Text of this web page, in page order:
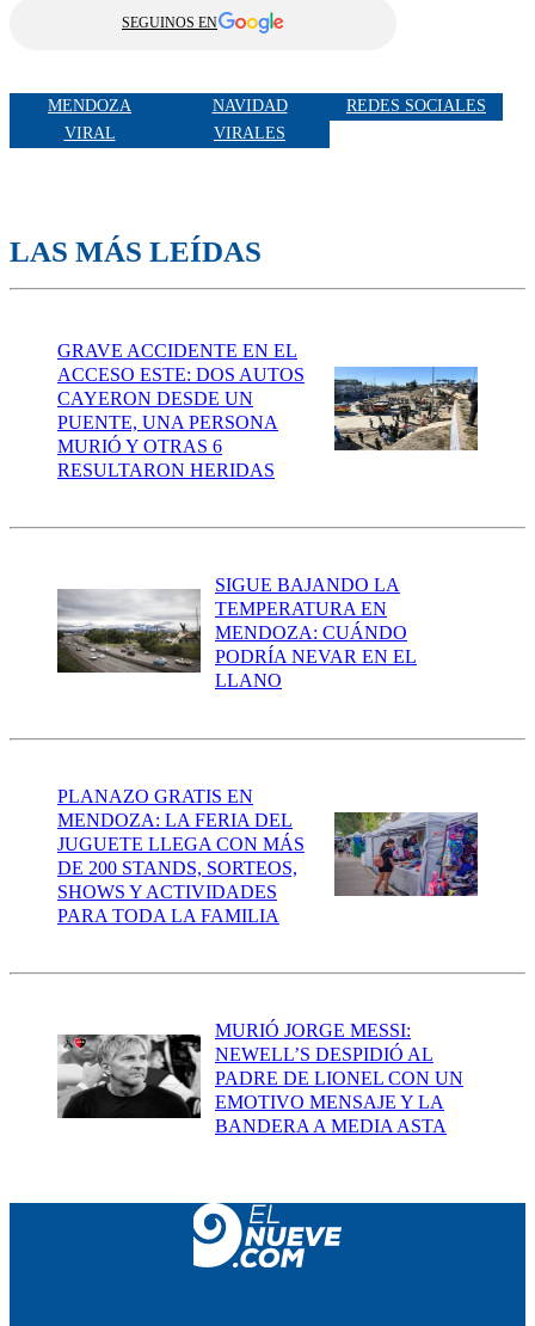
SEGUINOS EN
MENDOZA NAVIDAD
REDES SOCIALES
VIRAL
VIRALES
LAS MÁS LEÍDAS
GRAVE ACCIDENTE EN EL
ACCESO ESTE: DOS AUTOS
CAYERON DESDE UN
PUENTE, UNA PERSONA
MURIÓ Y OTRAS 6
RESULTARON HERIDAS
SIGUE BAJANDO LA
TEMPERATURA EN
MENDOZA: CUÁNDO
PODRÍA NEVAR EN EL
LLANO
PLANAZO GRATIS EN
MENDOZA: LA FERIA DEL
JUGUETE LLEGA CON MÁS
DE 200 STANDS, SORTEOS,
SHOWS Y ACTIVIDADES
PARA TODA LA FAMILIA
MURIÓ JORGE MESSI:
NEWELL’S DESPIDIÓ AL
PADRE DE LIONEL CON UN
EMOTIVO MENSAJE Y LA
BANDERA A MEDIA ASTA